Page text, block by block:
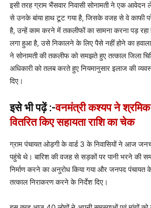
इसी तरह ग्राम भैंसवार निवासी सोनामती ने एक आवेदन
से उनके बांया हाथ टूट गया है, जिसके वजह से वे काफी
है, उन्हें काम करने में तकलीफों का सामना करना पड़
लगा हुआ है, उसे निकालने के लिए पैसे नहीं होने का
ने सोनामती की तकलीफ को समझते हुए तत्काल जिला
अधिकारी को तलब करते हुए नियमानुसार इलाज की
दिए।
इसे भी पढ़ें :-वनमंत्री कश्यप ने श्रमिक
वितरित किए सहायता राशि का चेक
ग्राम पंचायत ओड़गी के वार्ड 3 के निवासियों ने आज
पहुंचे थे। बारिश की वजह से सड़कों पर पानी भरने की
निर्माण करने का अनुरोध किया गया और जनपद पंचायत
तत्काल निराकरण करने के निर्देश दिए।